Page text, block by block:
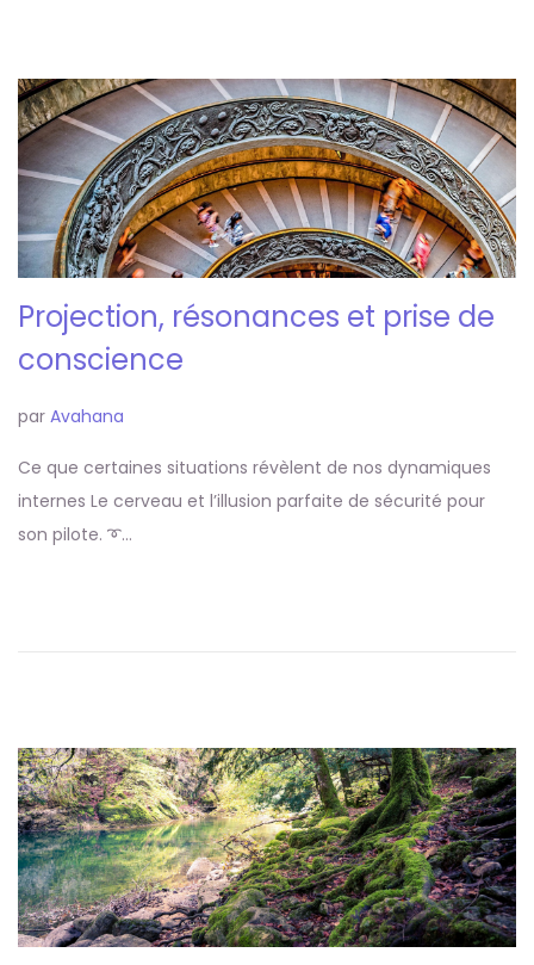
Projection, résonances et prise de
conscience
par Avahana
Ce que certaines situations révèlent de nos dynamiques
internes Le cerveau et l’illusion parfaite de sécurité pour
son pilote. ➰…